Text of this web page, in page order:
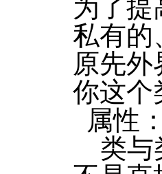
为了
私有的
原先
你这个
属性
类与